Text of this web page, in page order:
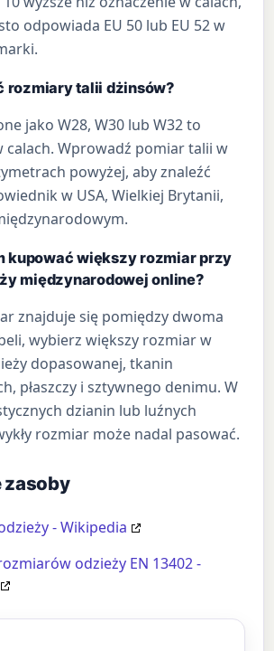
odpowiada EU 50 lub EU 52 w
rozmiary talii dżinsów?
jako W28, W30 lub W32 to
calach. Wprowadź pomiar talii w
powyżej, aby znaleźć
w USA, Wielkiej Brytanii,
kupować większy rozmiar przy
międzynarodowej online?
znajduje się pomiędzy dwoma
wybierz większy rozmiar w
dopasowanej, tkanin
płaszczy i sztywnego denimu. W
dzianin lub luźnych
rozmiar może nadal pasować.
zasoby
- Wikipedia
odzieży EN 13402 -